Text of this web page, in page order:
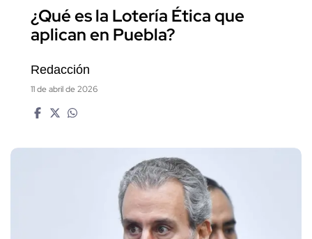
¿Qué es la Lotería Ética que
aplican en Puebla?
Redacción
11 de abril de 2026